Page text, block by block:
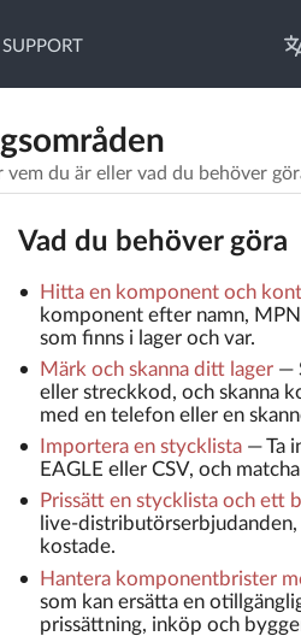
SUPPORT
du är eller vad du behöver
Vad du behöver göra
Hitta en komponent och
komponent efter namn,
som finns i lager och var.
Märk och skanna ditt lager—
eller streckkod, och skanna
med en telefon eller en
Importera en stycklista—Ta
EAGLE eller CSV, och
Prissätt en stycklista och ett
live-
kostade.
Hantera komponentbrister
som kan ersätta en
prissättning, inköp och